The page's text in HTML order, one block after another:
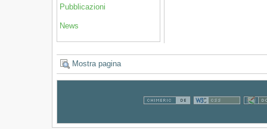
Pubblicazioni
News
Mostra pagina